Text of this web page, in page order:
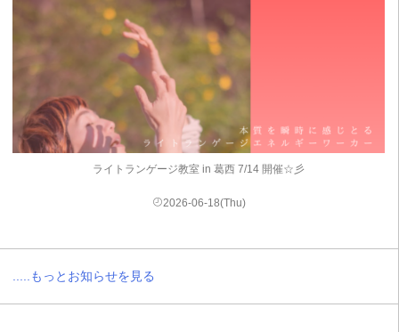
ライトランゲージ教室 in 葛西 7/14 開催☆彡
2026-06-18(Thu)
.....もっとお知らせを見る